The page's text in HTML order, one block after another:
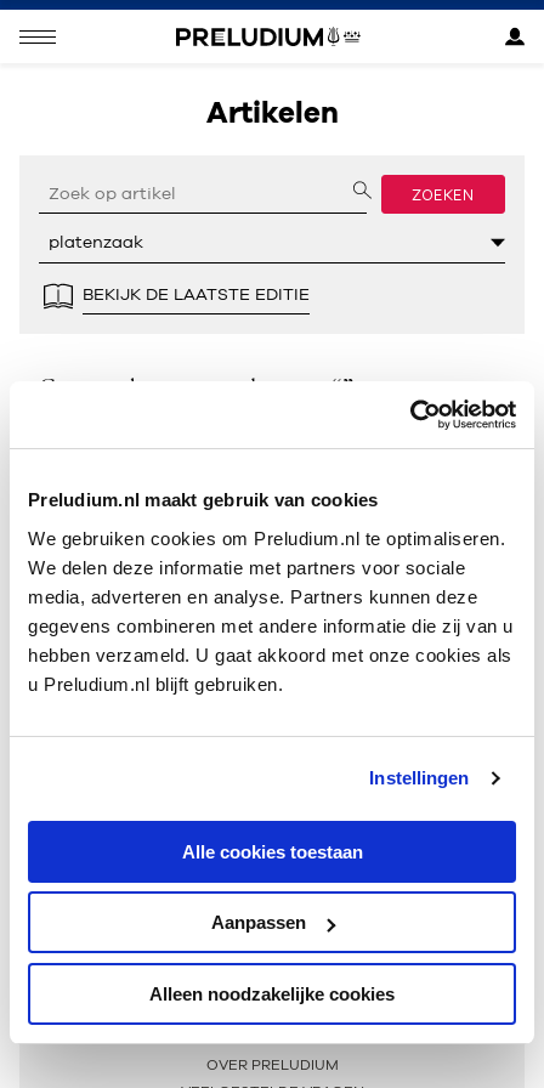
Preludium.nl maakt gebruik van cookies
We gebruiken cookies om Preludium.nl te optimaliseren.
We delen deze informatie met partners voor sociale
media, adverteren en analyse. Partners kunnen deze
gegevens combineren met andere informatie die zij van u
hebben verzameld. U gaat akkoord met onze cookies als
u Preludium.nl blijft gebruiken.
Instellingen
Alle cookies toestaan
Aanpassen
Alleen noodzakelijke cookies
Artikelen
ZOEKEN
BEKIJK DE LAATSTE EDITIE
Geen resultaten gevonden voor “”.
Meer informatie
OVER PRELUDIUM